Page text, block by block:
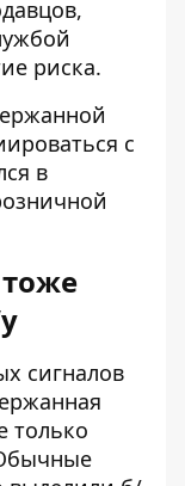
риска.
с
в
сигналов
только